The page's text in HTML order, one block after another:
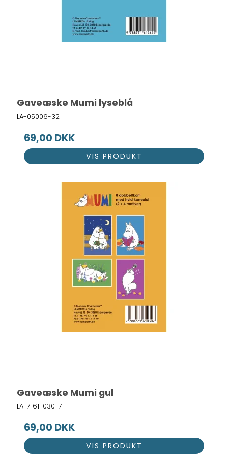
Gaveæske Mumi lyseblå
LA-05006-32
69,00 DKK
VIS PRODUKT
Gaveæske Mumi gul
LA-7161-030-7
69,00 DKK
VIS PRODUKT